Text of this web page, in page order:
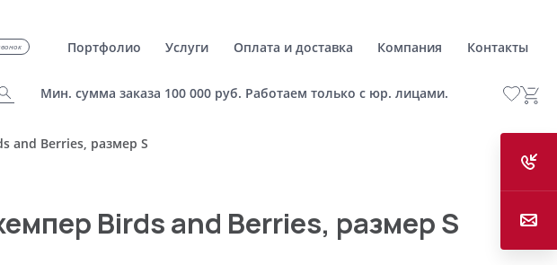
Портфолио Услуги Оплата и доставка Компания Контакты
Мин. сумма заказа 100 000 руб. Работаем только с юр. лицами.
and Berries, размер S
Birds and Berries, размер S